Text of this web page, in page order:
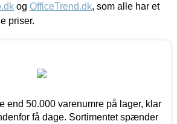
og OfficeTrend.dk, som alle har et
priser.
end 50.000 varenumre på lager, klar
få dage. Sortimentet spænder